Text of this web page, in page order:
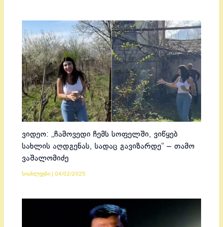
ვიდეო: „ჩამოვედი ჩემს სოფელში, ვიწყებ
სახლის აღდგენას, სადაც გავიზარდე“ – თამო
ვაშალომიძე
სიახლეები 04/02/2025